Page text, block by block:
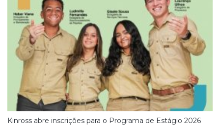
Kinross abre inscrições para o Programa de Estágio 2026